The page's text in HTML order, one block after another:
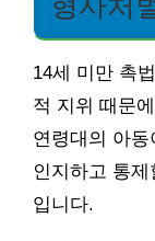
14세 미만 촉
적 지위 때문
연령대의 아
인지하고 통
입니다.